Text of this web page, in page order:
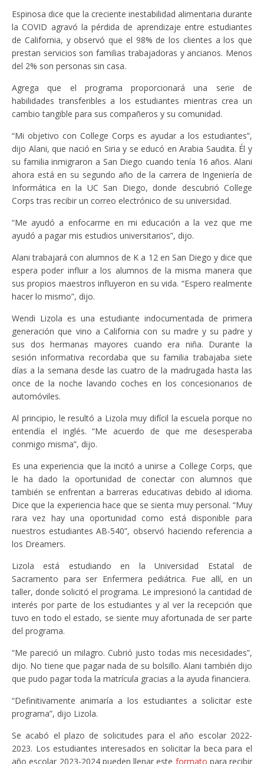
Espinosa dice que la creciente inestabilidad alimentaria durante
la COVID agravó la pérdida de aprendizaje entre estudiantes
de California, y observó que el 98% de los clientes a los que
prestan servicios son familias trabajadoras y ancianos. Menos
del 2% son personas sin casa.
Agrega que el programa proporcionará una serie de
habilidades transferibles a los estudiantes mientras crea un
cambio tangible para sus compañeros y su comunidad.
“Mi objetivo con College Corps es ayudar a los estudiantes”,
dijo Alani, que nació en Siria y se educó en Arabia Saudita. Él y
su familia inmigraron a San Diego cuando tenía 16 años. Alani
ahora está en su segundo año de la carrera de Ingeniería de
Informática en la UC San Diego, donde descubrió College
Corps tras recibir un correo electrónico de su universidad.
“Me ayudó a enfocarme en mi educación a la vez que me
ayudó a pagar mis estudios universitarios”, dijo.
Alani trabajará con alumnos de K a 12 en San Diego y dice que
espera poder influir a los alumnos de la misma manera que
sus propios maestros influyeron en su vida. “Espero realmente
hacer lo mismo”, dijo.
Wendi Lizola es una estudiante indocumentada de primera
generación que vino a California con su madre y su padre y
sus dos hermanas mayores cuando era niña. Durante la
sesión informativa recordaba que su familia trabajaba siete
días a la semana desde las cuatro de la madrugada hasta las
once de la noche lavando coches en los concesionarios de
automóviles.
Al principio, le resultó a Lizola muy difícil la escuela porque no
entendía el inglés. “Me acuerdo de que me desesperaba
conmigo misma”, dijo.
Es una experiencia que la incitó a unirse a College Corps, que
le ha dado la oportunidad de conectar con alumnos que
también se enfrentan a barreras educativas debido al idioma.
Dice que la experiencia hace que se sienta muy personal. “Muy
rara vez hay una oportunidad como está disponible para
nuestros estudiantes AB-540”, observó haciendo referencia a
los Dreamers.
Lizola está estudiando en la Universidad Estatal de
Sacramento para ser Enfermera pediátrica. Fue allí, en un
taller, donde solicitó el programa. Le impresionó la cantidad de
interés por parte de los estudiantes y al ver la recepción que
tuvo en todo el estado, se siente muy afortunada de ser parte
del programa.
“Me pareció un milagro. Cubrió justo todas mis necesidades”,
dijo. No tiene que pagar nada de su bolsillo. Alani también dijo
que pudo pagar toda la matrícula gracias a la ayuda financiera.
“Definitivamente animaría a los estudiantes a solicitar este
programa”, dijo Lizola.
Se acabó el plazo de solicitudes para el año escolar 2022-
2023. Los estudiantes interesados en solicitar la beca para el
año escolar 2023-2024 pueden llenar este formato para recibir